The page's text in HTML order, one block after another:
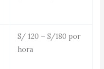
S/ 120 – S/180 por
hora